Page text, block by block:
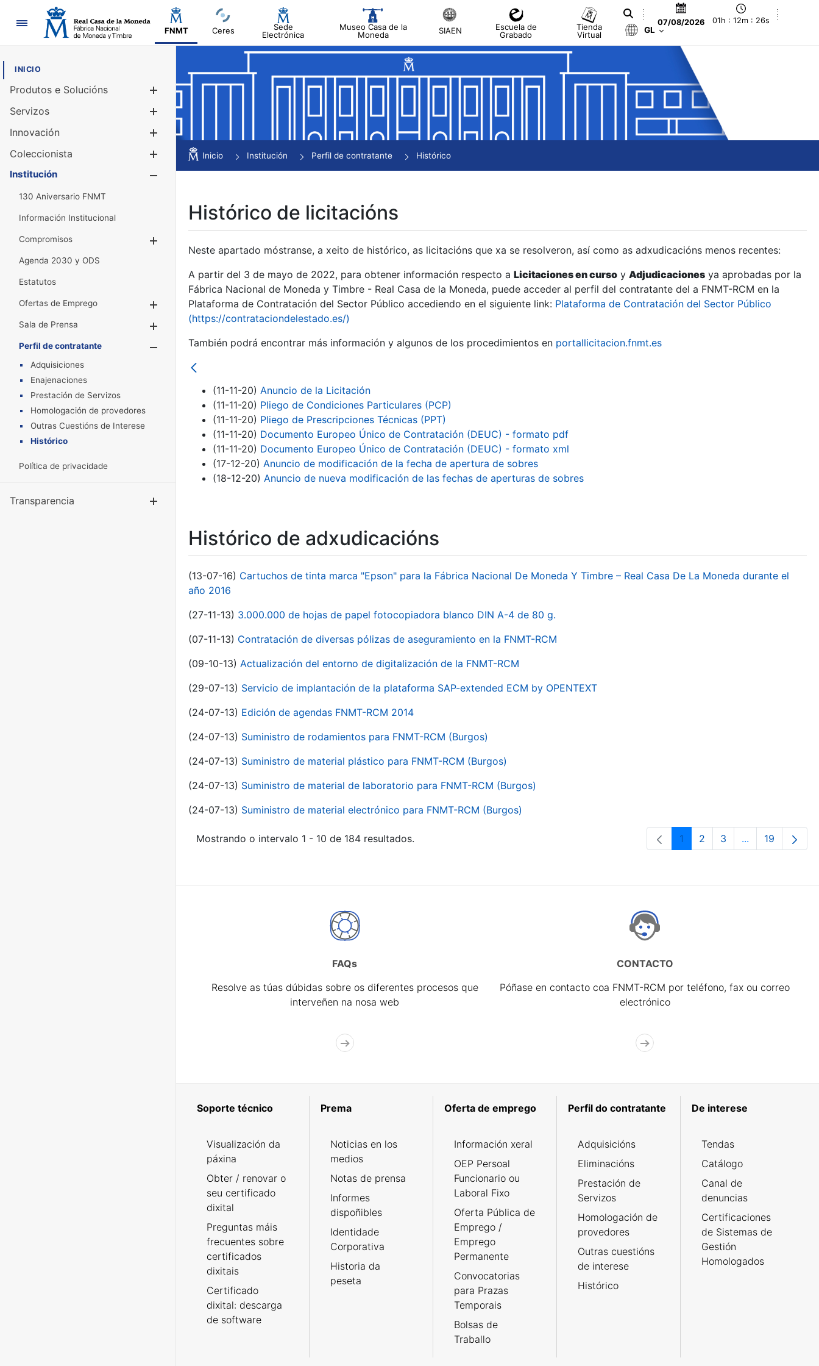
Navegación
FNMT Ceres
Sede
Electrónica
Museo Casa de la
Moneda
SIAEN
Escuela de
Grabado
Tienda
Virtual
07/08/2026 01h : 12m : 26s
GL
INICIO
Produtos e Solucións
Mostrar/Ocultar
Servizos
Innovación
Coleccionista
Mostrar/Ocultar
Institución
130 Aniversario FNMT
Información Institucional
Compromisos
Agenda 2030 y ODS
Estatutos
Ofertas de Emprego
Mostrar/Ocultar
Sala de Prensa
Mostrar/Ocultar
Perfil de contratante
Mostrar/Ocultar
Adquisiciones
Enajenaciones
Prestación de Servizos
Homologación de provedores
Outras Cuestións de Interese
Histórico
Política de privacidade
Transparencia
Inicio Institución Perfil de contratante Histórico
Histórico de licitacións
Neste apartado móstranse, a xeito de histórico, as licitacións que xa se resolveron, así como as adxudicacións menos recentes:
A partir del 3 de mayo de 2022, para obtener información respecto a Licitaciones en curso y Adjudicaciones ya aprobadas por la
Fábrica Nacional de Moneda y Timbre - Real Casa de la Moneda, puede acceder al perfil del contratante del a FNMT-RCM en la
Plataforma de Contratación del Sector Público accediendo en el siguiente link: Plataforma de Contratación del Sector Público
(https://contrataciondelestado.es/)
También podrá encontrar más información y algunos de los procedimientos en portallicitacion.fnmt.es
(11-11-20) Anuncio de la Licitación
(11-11-20) Pliego de Condiciones Particulares (PCP)
(11-11-20) Pliego de Prescripciones Técnicas (PPT)
(11-11-20) Documento Europeo Único de Contratación (DEUC) - formato pdf
(11-11-20) Documento Europeo Único de Contratación (DEUC) - formato xml
(17-12-20) Anuncio de modificación de la fecha de apertura de sobres
(18-12-20) Anuncio de nueva modificación de las fechas de aperturas de sobres
Histórico de adxudicacións
(13-07-16) Cartuchos de tinta marca "Epson" para la Fábrica Nacional De Moneda Y Timbre – Real Casa De La Moneda durante el
año 2016
(27-11-13) 3.000.000 de hojas de papel fotocopiadora blanco DIN A-4 de 80 g.
(07-11-13) Contratación de diversas pólizas de aseguramiento en la FNMT-RCM
(09-10-13) Actualización del entorno de digitalización de la FNMT-RCM
(29-07-13) Servicio de implantación de la plataforma SAP-extended ECM by OPENTEXT
(24-07-13) Edición de agendas FNMT-RCM 2014
(24-07-13) Suministro de rodamientos para FNMT-RCM (Burgos)
(24-07-13) Suministro de material plástico para FNMT-RCM (Burgos)
(24-07-13) Suministro de material de laboratorio para FNMT-RCM (Burgos)
(24-07-13) Suministro de material electrónico para FNMT-RCM (Burgos)
Mostrando o intervalo 1 - 10 de 184 resultados. Páxina
1 Páxina
2 Páxina
3 ...PáxinasPáxina
19
FAQs
Resolve as túas dúbidas sobre os diferentes procesos que
interveñen na nosa web
CONTACTO
Póñase en contacto coa FNMT-RCM por teléfono, fax ou correo
electrónico
Soporte técnico
Visualización da
páxina
Obter / renovar o
seu certificado
dixital
Preguntas máis
frecuentes sobre
certificados
dixitais
Certificado
dixital: descarga
de software
Prema
Noticias en los
medios
Notas de prensa
Informes
dispoñibles
Identidade
Corporativa
Historia da
peseta
Oferta de emprego
Información xeral
OEP Persoal
Funcionario ou
Laboral Fixo
Oferta Pública de
Emprego /
Emprego
Permanente
Convocatorias
para Prazas
Temporais
Bolsas de
Traballo
Perfil do contratante
Adquisicións
Eliminacións
Prestación de
Servizos
Homologación de
provedores
Outras cuestións
de interese
Histórico
De interese
Tendas
Catálogo
Canal de
denuncias
Certificaciones
de Sistemas de
Gestión
Homologados